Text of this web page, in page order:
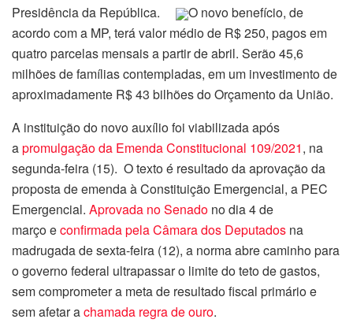
Presidência da República.
O novo benefício, de
acordo com a MP, terá valor médio de R$ 250, pagos em
quatro parcelas mensais a partir de abril. Serão 45,6
milhões de famílias contempladas, em um investimento de
aproximadamente R$ 43 bilhões do Orçamento da União.
A instituição do novo auxílio foi viabilizada após
apromulgação da Emenda Constitucional 109/2021, na
segunda-feira (15). O texto é resultado da aprovação da
proposta de emenda à Constituição Emergencial, a PEC
Emergencial. Aprovada no Senado no dia 4 de
março econfirmada pela Câmara dos Deputados na
madrugada de sexta-feira (12), a norma abre caminho para
o governo federal ultrapassar o limite do teto de gastos,
sem comprometer a meta de resultado fiscal primário e
sem afetar achamada regra de ouro.